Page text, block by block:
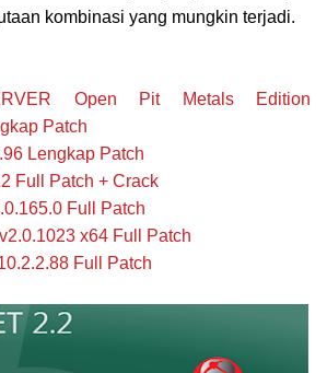
kombinasi yang mungkin terjadi.
Open Pit Metals Edition
Patch
Lengkap Patch
Full Patch + Crack
Full Patch
x64 Full Patch
Full Patch